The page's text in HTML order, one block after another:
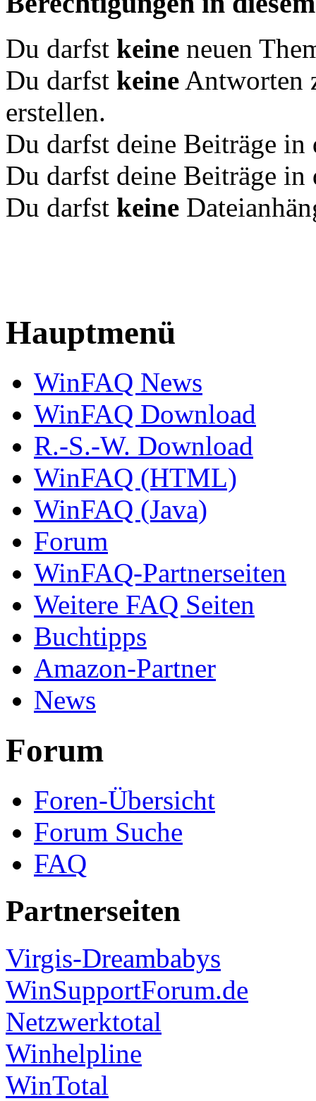
Du darfst keine neuen
Du darfst keine Antworten
erstellen.
Du darfst deine Beiträge
Du darfst deine Beiträge
Du darfst keine
Hauptmenü
WinFAQ News
WinFAQ Download
R.-S.-W. Download
WinFAQ (HTML)
WinFAQ (Java)
Forum
WinFAQ-Partnerseiten
Weitere FAQ Seiten
Buchtipps
Amazon-Partner
News
Forum
Foren-Übersicht
Forum Suche
FAQ
Partnerseiten
Virgis-Dreambabys
WinSupportForum.de
Netzwerktotal
Winhelpline
WinTotal